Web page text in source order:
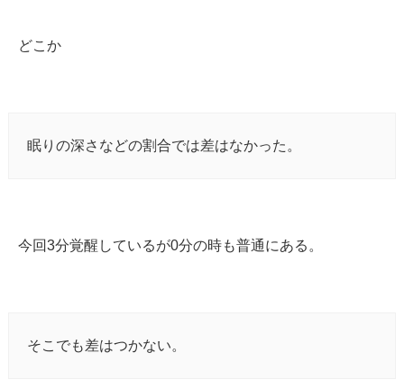
どこか
眠りの深さなどの割合では差はなかった。
今回3分覚醒しているが0分の時も普通にある。
そこでも差はつかない。